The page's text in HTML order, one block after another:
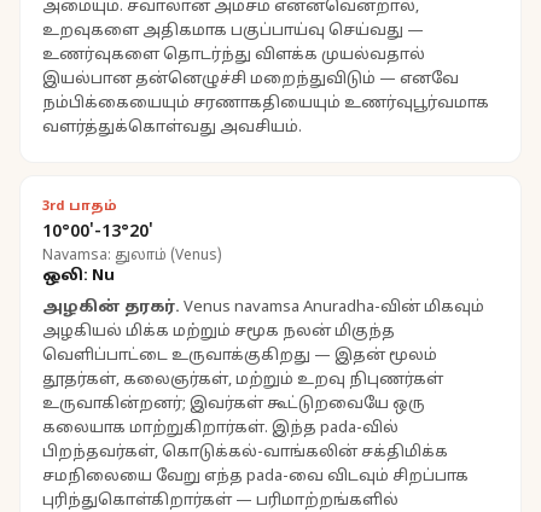
அமையும். சவாலான அம்சம் என்னவென்றால்,
உறவுகளை அதிகமாக பகுப்பாய்வு செய்வது —
உணர்வுகளை தொடர்ந்து விளக்க முயல்வதால்
இயல்பான தன்னெழுச்சி மறைந்துவிடும் — எனவே
நம்பிக்கையையும் சரணாகதியையும் உணர்வுபூர்வமாக
வளர்த்துக்கொள்வது அவசியம்.
3rd பாதம்
10°00'-13°20'
Navamsa: துலாம் (Venus)
ஒலி: Nu
அழகின் தரகர். Venus navamsa Anuradha-வின் மிகவும்
அழகியல் மிக்க மற்றும் சமூக நலன் மிகுந்த
வெளிப்பாட்டை உருவாக்குகிறது — இதன் மூலம்
தூதர்கள், கலைஞர்கள், மற்றும் உறவு நிபுணர்கள்
உருவாகின்றனர்; இவர்கள் கூட்டுறவையே ஒரு
கலையாக மாற்றுகிறார்கள். இந்த pada-வில்
பிறந்தவர்கள், கொடுக்கல்-வாங்கலின் சக்திமிக்க
சமநிலையை வேறு எந்த pada-வை விடவும் சிறப்பாக
புரிந்துகொள்கிறார்கள் — பரிமாற்றங்களில்